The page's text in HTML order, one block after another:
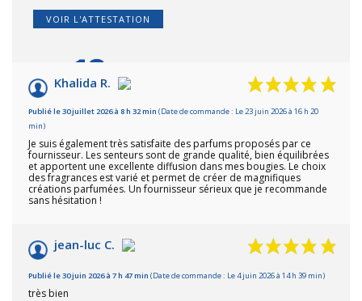
VOIR L'ATTESTATION
10/10
Basé sur 18 avis
Khalida R.
Publié le 30 juillet 2026 à 8 h 32 min (Date de commande : Le 23 juin 2026 à 16 h 20
min)
Je suis également très satisfaite des parfums proposés par ce
fournisseur. Les senteurs sont de grande qualité, bien équilibrées
et apportent une excellente diffusion dans mes bougies. Le choix
des fragrances est varié et permet de créer de magnifiques
créations parfumées. Un fournisseur sérieux que je recommande
sans hésitation !
jean-luc C.
Publié le 30 juin 2026 à 7 h 47 min (Date de commande : Le 4 juin 2026 à 14 h 39 min)
très bien